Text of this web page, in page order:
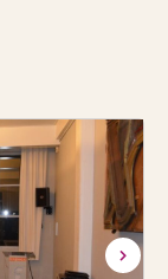
een
binnenplein.